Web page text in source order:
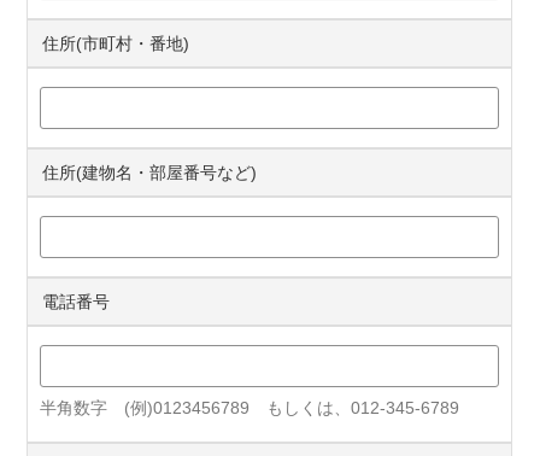
住所(市町村・番地)
住所(建物名・部屋番号など)
電話番号
半角数字 (例)0123456789 もしくは、012-345-6789